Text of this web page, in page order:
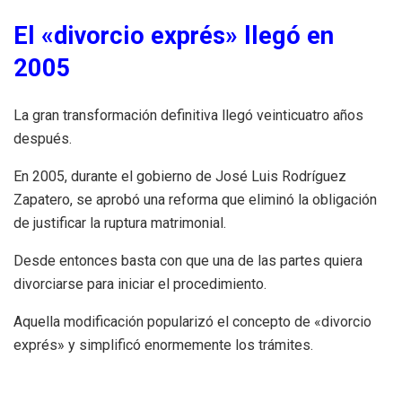
El «divorcio exprés» llegó en
2005
La gran transformación definitiva llegó veinticuatro años
después.
En 2005, durante el gobierno de José Luis Rodríguez
Zapatero, se aprobó una reforma que eliminó la obligación
de justificar la ruptura matrimonial.
Desde entonces basta con que una de las partes quiera
divorciarse para iniciar el procedimiento.
Aquella modificación popularizó el concepto de «divorcio
exprés» y simplificó enormemente los trámites.